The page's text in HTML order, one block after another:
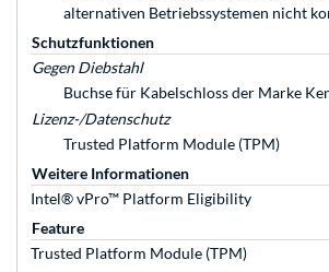
alternativen Betriebssystemen nicht
Schutzfunktionen
Gegen Diebstahl
Buchse für Kabelschloss der Marke
Lizenz-/Datenschutz
Trusted Platform Module (TPM)
Weitere Informationen
Intel® vPro™ Platform Eligibility
Feature
Trusted Platform Module (TPM)